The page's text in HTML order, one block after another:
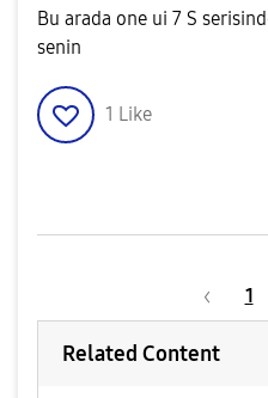
Bu arada one ui 7 S
senin
1 Like
1
Related Content